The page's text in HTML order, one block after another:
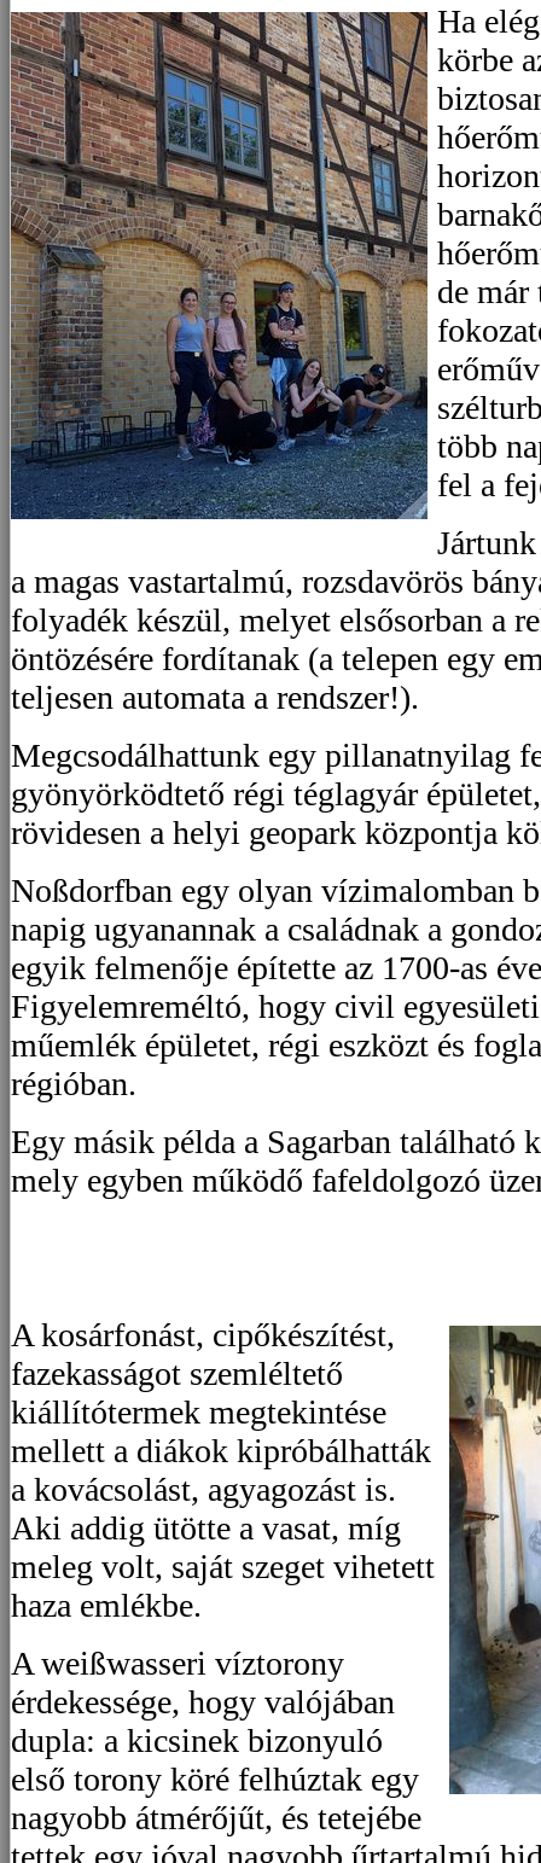
Ha
körbe
de már
több
fel a
a magas vastartalmú, rozsdavörös
folyadék készül, melyet elsősorban a
öntözésére fordítanak (a telepen egy
teljesen automata a rendszer!).
Megcsodálhattunk egy pillanatnyilag
gyönyörködtető régi téglagyár
rövidesen a helyi geopark központja
Noßdorfban egy olyan vízimalomban
napig ugyanannak a családnak a
egyik felmenője építette az 1700-as
Figyelemreméltó, hogy civil
műemlék épületet, régi eszközt és
régióban.
Egy másik példa a Sagarban található
mely egyben működő fafeldolgozó
A kosárfonást, cipőkészítést,
fazekasságot szemléltető
kiállítótermek megtekintése
mellett a diákok kipróbálhatták
a kovácsolást, agyagozást is.
Aki addig ütötte a vasat, míg
meleg volt, saját szeget vihetett
haza emlékbe.
A weißwasseri víztorony
érdekessége, hogy valójában
dupla: a kicsinek bizonyuló
első torony köré felhúztak egy
nagyobb átmérőjűt, és tetejébe